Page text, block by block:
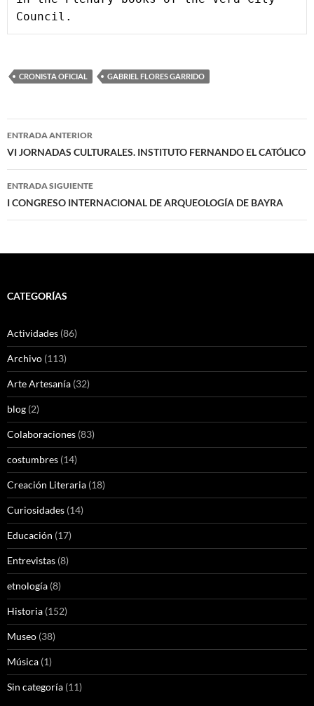
Council.
CRONISTA OFICIAL GABRIEL FLORES GARRIDO
Navegación
de
entradas
ENTRADA ANTERIOR
VI JORNADAS CULTURALES. INSTITUTO FERNANDO EL CATÓLICO
ENTRADA SIGUIENTE
I CONGRESO INTERNACIONAL DE ARQUEOLOGÍA DE BAYRA
CATEGORÍAS
Actividades (86)
Archivo (113)
Arte Artesanía (32)
blog (2)
Colaboraciones (83)
costumbres (14)
Creación Literaria (18)
Curiosidades (14)
Educación (17)
Entrevistas (8)
etnología (8)
Historia (152)
Museo (38)
Música (1)
Sin categoría (11)